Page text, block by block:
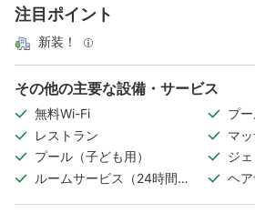
注目ポイント
新装！
その他の主要な設備・サービス
無料Wi-Fi
プ
レストラン
マ
プール（子ども用）
ジ
ルームサービス（24時間対
ヘ